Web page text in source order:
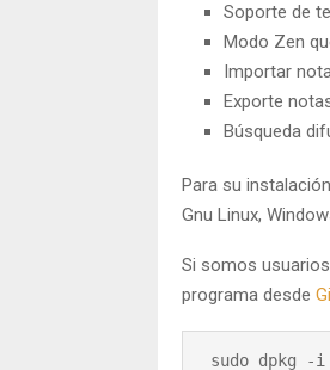
Soporte de
Modo Zen
Importar
Exporte
Búsqueda
Para su
Gnu Linux,
Si somos
programa desde
sudo dpkg -i